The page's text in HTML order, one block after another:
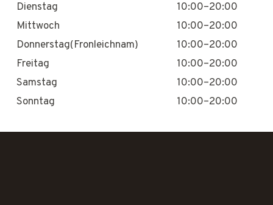
Dienstag
10:00–20:00
Mittwoch
10:00–20:00
Donnerstag(Fronleichnam)
10:00–20:00
Freitag
10:00–20:00
Samstag
10:00–20:00
Sonntag
10:00–20:00